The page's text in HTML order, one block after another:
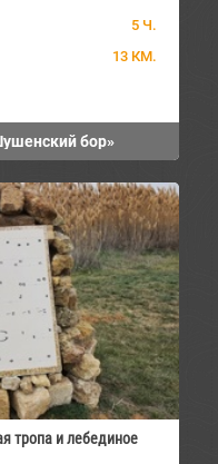
5 Ч.
13 КМ.
бор»
тропа и лебединое